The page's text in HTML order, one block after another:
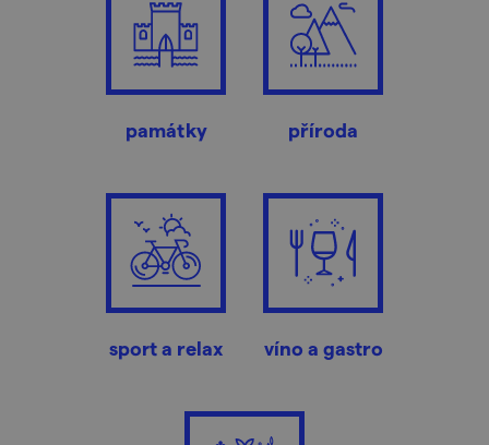
památky příroda
sport a relax víno a gastro